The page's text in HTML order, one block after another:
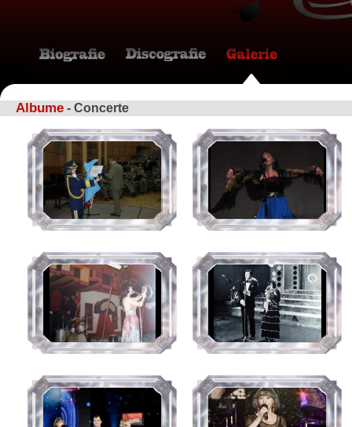
Albume - Concerte